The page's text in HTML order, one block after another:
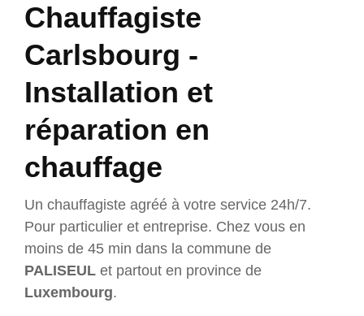
Chauffagiste
Carlsbourg -
Installation et
réparation en
chauffage
Un chauffagiste agréé à votre service 24h/7.
Pour particulier et entreprise. Chez vous en
moins de 45 min dans la commune de
PALISEUL et partout en province de
Luxembourg.